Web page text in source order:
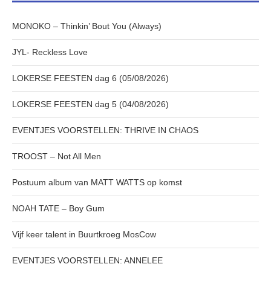
MONOKO – Thinkin’ Bout You (Always)
JYL- Reckless Love
LOKERSE FEESTEN dag 6 (05/08/2026)
LOKERSE FEESTEN dag 5 (04/08/2026)
EVENTJES VOORSTELLEN: THRIVE IN CHAOS
TROOST – Not All Men
Postuum album van MATT WATTS op komst
NOAH TATE – Boy Gum
Vijf keer talent in Buurtkroeg MosCow
EVENTJES VOORSTELLEN: ANNELEE